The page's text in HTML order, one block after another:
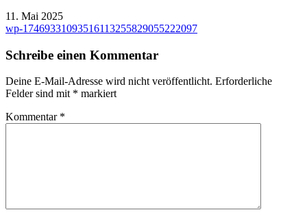
11. Mai 2025
Beitragsnavigation
wp-17469331093516113255829055222097
Schreibe einen Kommentar
Deine E-Mail-Adresse wird nicht veröffentlicht. Erforderliche
Felder sind mit * markiert
Kommentar *